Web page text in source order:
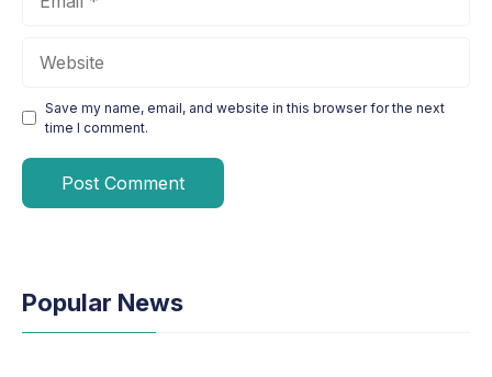
Save my name, email, and website in this browser for the next
time I comment.
Popular News